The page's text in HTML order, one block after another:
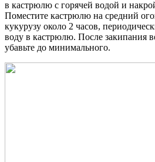
в кастрюлю с горячей водой и
Поместите кастрюлю на средний
кукурузу около 2 часов,
воду в кастрюлю. После закипания
убавьте до минимального.